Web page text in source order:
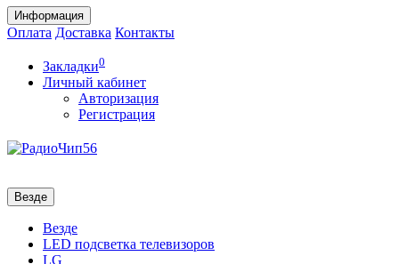
Информация
Оплата Доставка Контакты
Закладки0
Личный кабинет
Авторизация
Регистрация
Везде
Везде
LED подсветка телевизоров
LG